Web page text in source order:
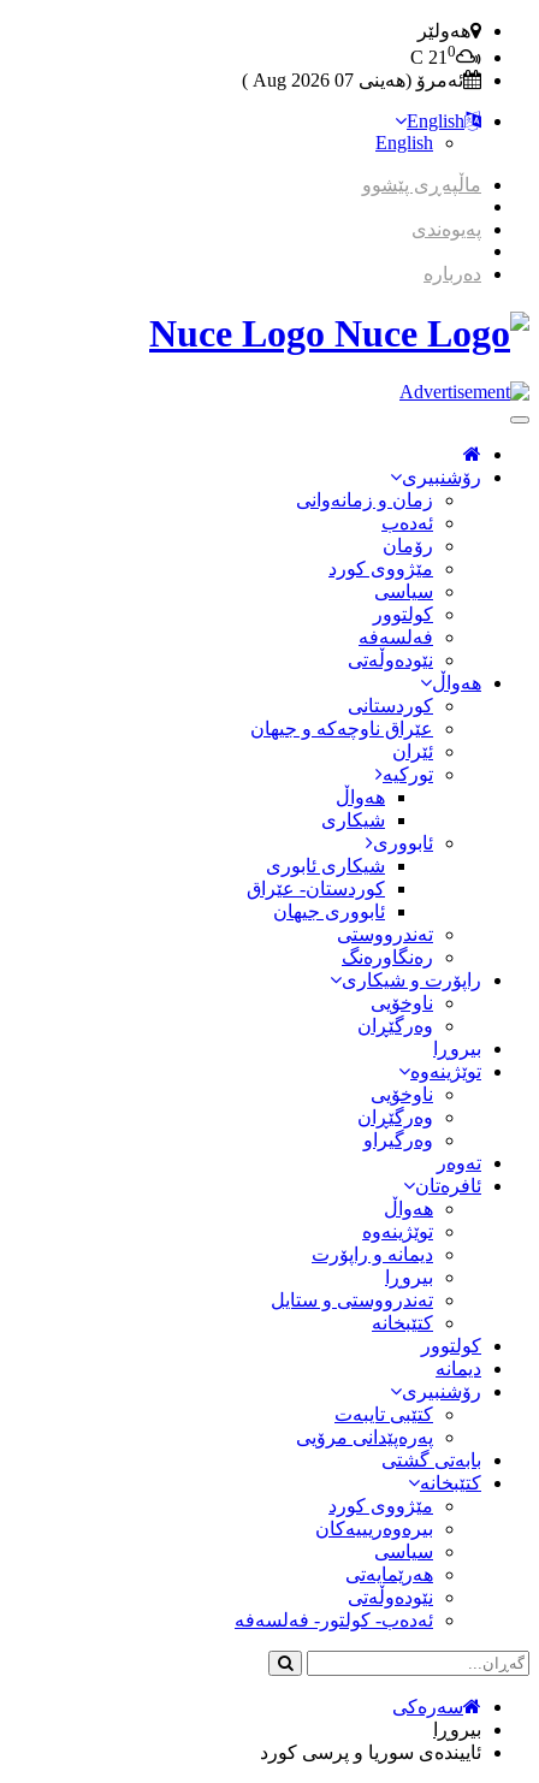
هەولێر
21 0
ئەمرۆ (هەینی 07 2026 Aug )
English
English
ماڵپەڕی پێشوو
پەیوەندی
دەربارە
Nuce Logo
Toggle
Navigation
رۆشنبیری
زمان و زمانه‌وانی
ئەدەب
رۆمان
مێژووى کورد
سیاسى
کولتوور
فەلسەفە
نێودەوڵەتی
هەواڵ
کوردستانی
عێراق ناوچەکە و جیهان
ئێران
تورکیە
هەواڵ
شیکاری
ئابووری
شیکاری ئابوری
کوردستان- عێراق
ئابووری جیهان
تەندرووستی
رەنگاورەنگ
راپۆرت و شیکاری
ناوخۆیی
وەرگێڕان
بیروڕا
توێژینەوە
ناوخۆیی
وەرگێڕان
وەرگیراو
تەوەر
ئافرەتان
هەواڵ
توێژینەوە
دیمانە و راپۆرت
بیروڕا
تەندرووستی و ستایل
کتێبخانە
کولتوور
دیمانە
رۆشنبیری
کتێبی تایبەت
پەرەپێدانی مرۆیی
بابەتی گشتی
کتێبخانە
مێژووى کورد
بیرەوەریییەکان
سیاسى
هەرێمایەتی
نێودەوڵەتی
ئەدەب- کولتور- فەلسەفە
سەرەکی
بیروڕا
ئاییندەی سوریا و پرسی كورد